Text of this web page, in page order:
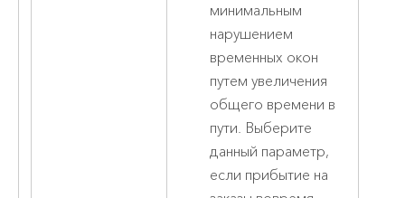
минимальным
нарушением
временных окон
путем увеличения
общего времени в
пути. Выберите
данный параметр,
если прибытие на